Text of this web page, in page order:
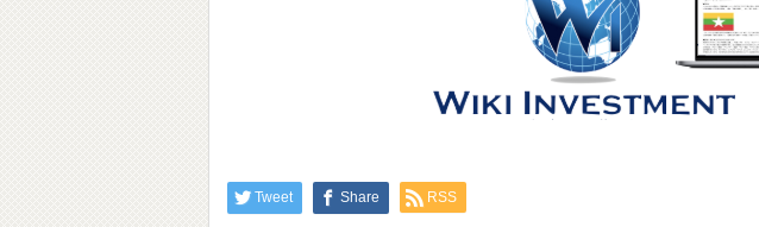
Tweet Share RSS